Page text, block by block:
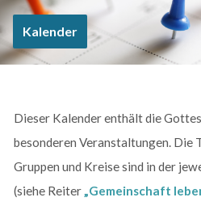
Kalender
Dieser Kalender enthält die
besonderen Veranstaltungen. Die
Gruppen und Kreise sind in der
(siehe Reiter„Gemeinschaft